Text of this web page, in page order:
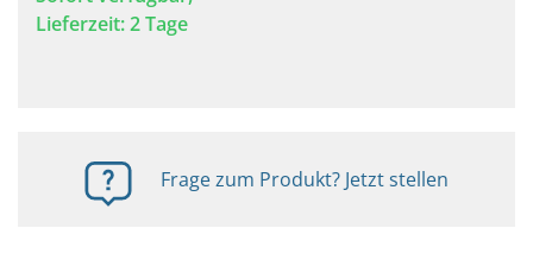
Lieferzeit: 2 Tage
Frage zum Produkt? Jetzt stellen